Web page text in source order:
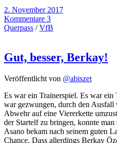
2. November 2017
Kommentare 3
Querpass /VfB
Gut, besser, Berkay!
Veröffentlicht von @abiszet
Es war ein Trainerspiel. Es war
war gezwungen, durch den
Abwehr auf eine Viererkette
der Startelf zu bringen, konnte
Asano bekam nach seinem guten
Chance. Dass allerdings Berkay